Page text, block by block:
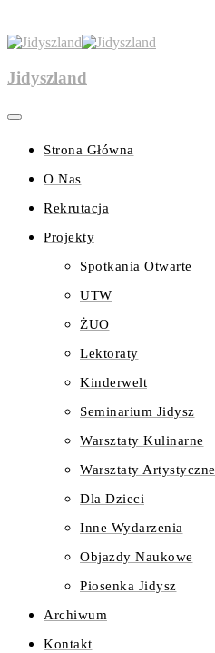
Jidyszland
Strona Główna
O Nas
Rekrutacja
Projekty
Spotkania Otwarte
UTW
ŻUO
Lektoraty
Kinderwelt
Seminarium Jidysz
Warsztaty Kulinarne
Warsztaty Artystyczne
Dla Dzieci
Inne Wydarzenia
Objazdy Naukowe
Piosenka Jidysz
Archiwum
Kontakt